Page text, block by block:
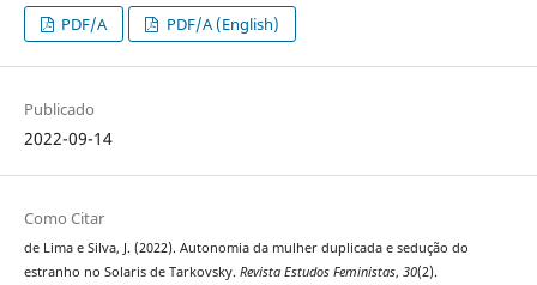
PDF/A PDF/A (English)
Publicado
2022-09-14
Como Citar
de Lima e Silva, J. (2022). Autonomia da mulher duplicada e sedução do
estranho no Solaris de Tarkovsky. Revista Estudos Feministas, 30(2).